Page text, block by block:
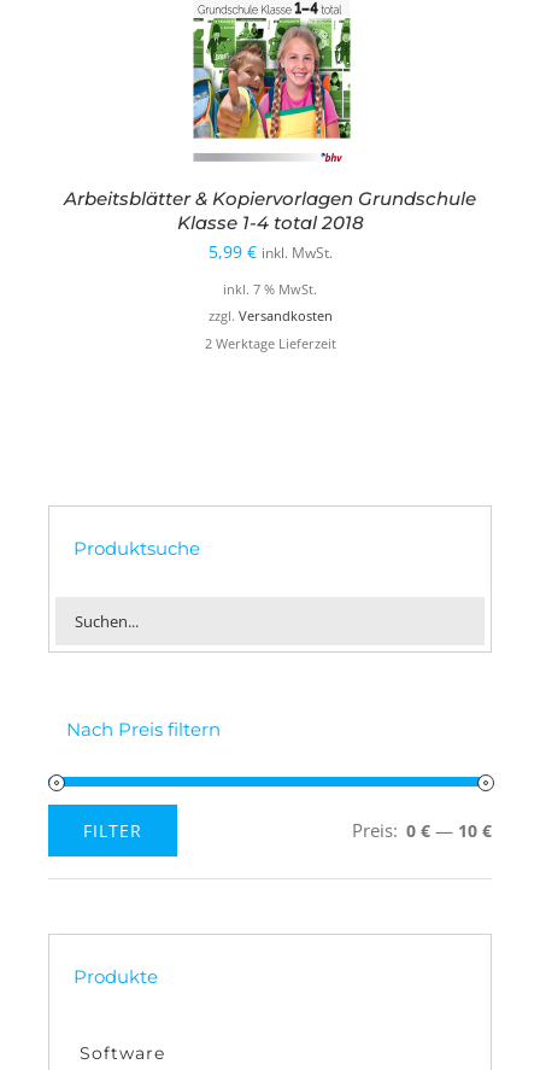
Arbeitsblätter & Kopiervorlagen Grundschule
Klasse 1-4 total 2018
5,99 € inkl. MwSt.
inkl. 7 % MwSt.
zzgl. Versandkosten
2 Werktage Lieferzeit
Produktsuche
Nach Preis filtern
Preis
Preis
FILTER Preis: 0 € — 10 €
Produkte
Software